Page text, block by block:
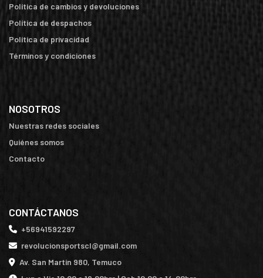
Política de cambios y devoluciones
Política de despachos
Política de privacidad
Términos y condiciones
NOSOTROS
Nuestras redes sociales
Quiénes somos
Contacto
CONTÁCTANOS
+56941592297
revolucionsportscl@gmail.com
Av. San Martín 980, Temuco